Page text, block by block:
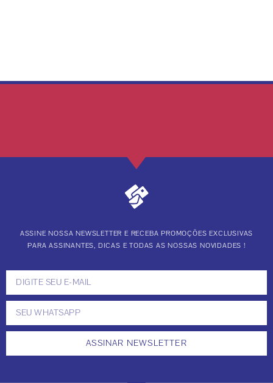
ASSINE NOSSA NEWSLETTER E RECEBA PROMOÇÕES EXCLUSIVAS
PARA ASSINANTES, DICAS E TODAS AS NOSSAS NOVIDADES !
ASSINAR NEWSLETTER